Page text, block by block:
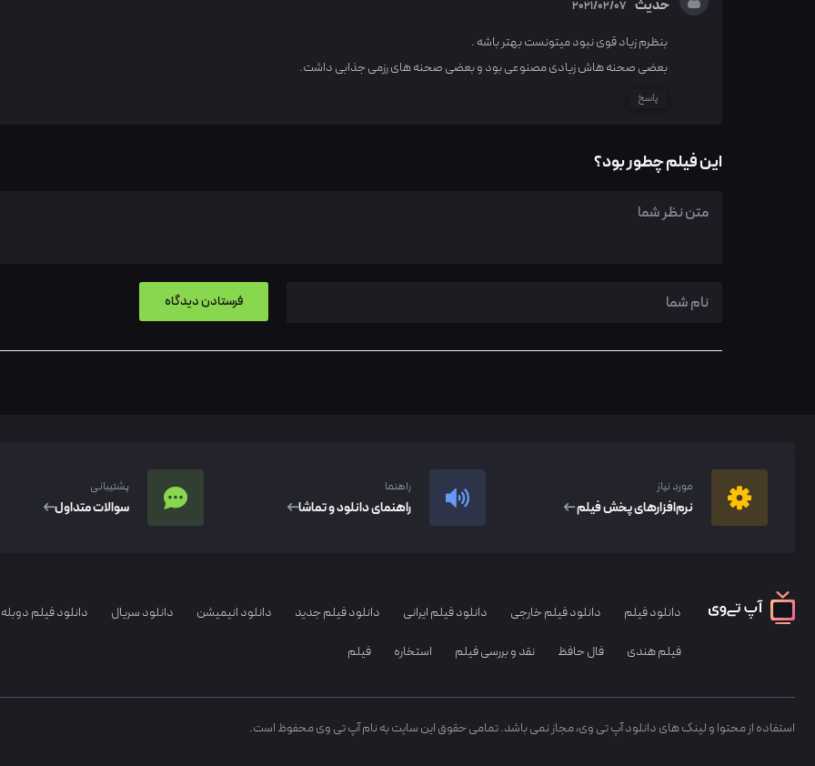
حدیث 2021/02/07
بنظرم زیاد قوی نبود میتونست بهتر باشه .
بعضی صحنه هاش زیادی مصنوعی بود و بعضی صحنه های رزمی جذابی داشت.
پاسخ
این فیلم چطور بود؟
مورد نیاز
نرم‌افزار‌های پخش فیلم
راهنما
راهنمای دانلود و تماشا
پشتیبانی
سوالات متداول
دانلود فیلم دانلود فیلم خارجی دانلود فیلم ایرانی دانلود فیلم جدید دانلود انیمیشن دانلود سریال دانلود فیلم
فیلم هندی فال حافظ نقد و بررسی فیلم استخاره فیلم
استفاده از محتوا و لینک های دانلود آپ تی وی، مجاز نمی باشد. تمامی حقوق این سایت به نام آپ تی وی محفوظ است.